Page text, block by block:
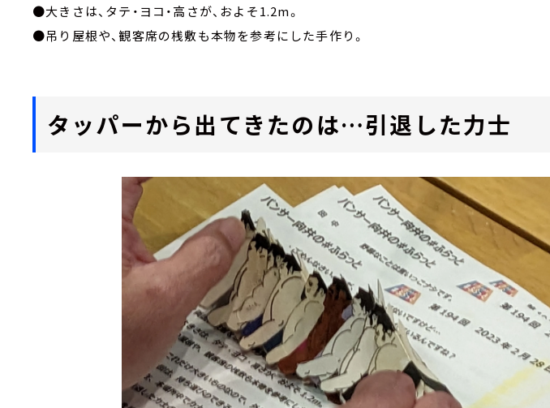
●大きさは、タテ・ヨコ・高さが、およそ1.2m。
●吊り屋根や、観客席の桟敷も本物を参考にした手作り。
タッパーから出てきたのは…引退した力士